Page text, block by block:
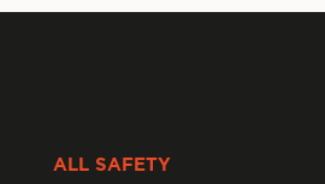
ALL SAFETY